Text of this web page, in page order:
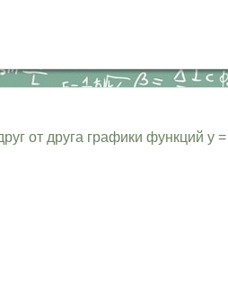
от друга графики функций